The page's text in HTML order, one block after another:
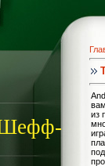
Шефф-
из